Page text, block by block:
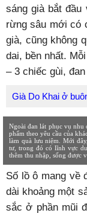
sáng già bắt
rừng sâu mới có
già, cũng không
dai, bền nhất.
– 3 chiếc gùi,
Già Do Khai ở
Ngoài đan lát phục vụ nhu
phẩm theo yêu cầu của
làm quà lưu niệm. Mới
tư, trong đó có lĩnh vực
thêm thu nhập, sống được
Số lồ ô mang về
dài khoảng một
sắc ở phần mũi